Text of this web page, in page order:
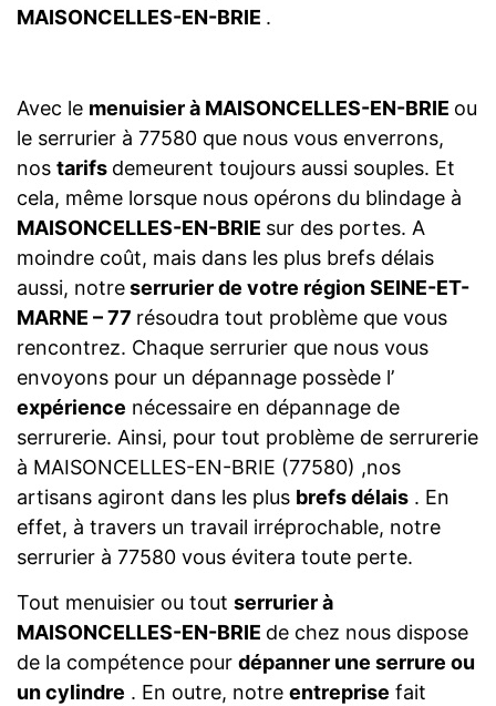
MAISONCELLES-EN-BRIE .
Avec le menuisier à MAISONCELLES-EN-BRIE ou
le serrurier à 77580 que nous vous enverrons,
nos tarifs demeurent toujours aussi souples. Et
cela, même lorsque nous opérons du blindage à
MAISONCELLES-EN-BRIE sur des portes. A
moindre coût, mais dans les plus brefs délais
aussi, notreserrurier de votre région SEINE-ET-
MARNE – 77 résoudra tout problème que vous
rencontrez. Chaque serrurier que nous vous
envoyons pour un dépannage possède l’
expérience nécessaire en dépannage de
serrurerie. Ainsi, pour tout problème de serrurerie
à MAISONCELLES-EN-BRIE (77580) ,nos
artisans agiront dans les plus brefs délais . En
effet, à travers un travail irréprochable, notre
serrurier à 77580 vous évitera toute perte.
Tout menuisier ou tout serrurier à
MAISONCELLES-EN-BRIE de chez nous dispose
de la compétence pour dépanner une serrure ou
un cylindre . En outre, notre entreprise fait